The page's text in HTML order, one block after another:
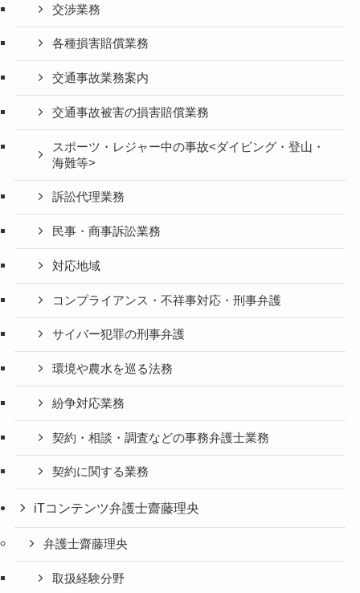
交渉業務
各種損害賠償業務
交通事故業務案内
交通事故被害の損害賠償業務
スポーツ・レジャー中の事故<ダイビング・登山・
海難等>
訴訟代理業務
民事・商事訴訟業務
対応地域
コンプライアンス・不祥事対応・刑事弁護
サイバー犯罪の刑事弁護
環境や農水を巡る法務
紛争対応業務
契約・相談・調査などの事務弁護士業務
契約に関する業務
iTコンテンツ弁護士齋藤理央
弁護士齋藤理央
取扱経験分野